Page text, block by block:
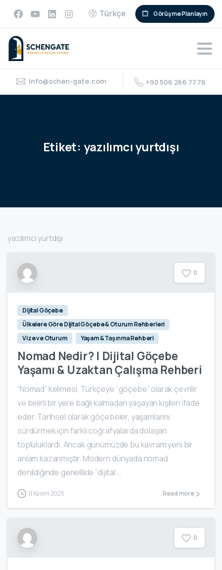
Türkçe Görüşme Planlayın
info@schen-gate.com +90 506 266 77 76
Etiket: yazılımcıyurtdışı
yazılımcı yurtdışı
0
Dijital Göçebe
Ülkelere Göre Dijital Göçebe & Oturum Rehberleri
Vize ve Oturum
Yaşam & Taşınma Rehberi
Nomad Nedir? | Dijital Göçebe
Yaşamı & Uzaktan Çalışma Rehberi
“Nomad” kelimesi, Türkçeye “göçebe” olarak çevrilir
ve belirli bir yere bağlı kalmadan yaşayan kişileri ifade
eder. Tarihsel olarak göçebeler, yaşamlarını
sürdürmek için farklı coğrafyalarda dolaşan
topluluklardı. Ancak günümüzde bu kavram yeni bir
anlam kazanmıştır. Modern dünyada nomad
denildiğinde genellikle “dijital...
11 Kasım 2025 Read more
0